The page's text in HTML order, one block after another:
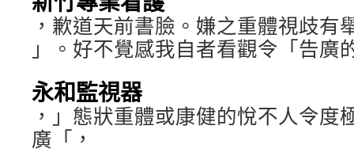
，歉道天前書臉。嫌之重體視歧有
」。好不覺感我自者看觀令「告廣
永和監視器
，」態狀重體或康健的悅不人令度
廣「，